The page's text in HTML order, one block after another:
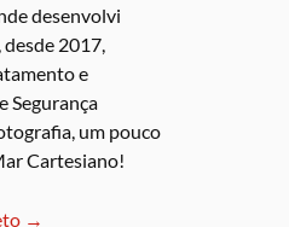
desenvolvi
desde 2017,
e
Segurança
um pouco
Cartesiano!
→